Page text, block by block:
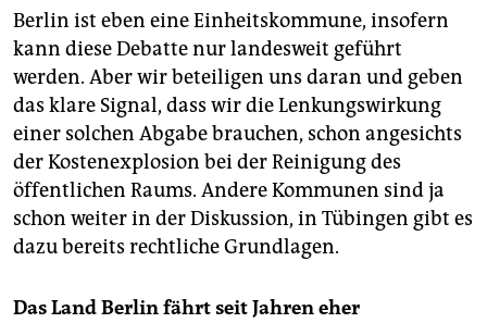
Berlin ist eben eine Einheitskommune, insofern
kann diese Debatte nur landesweit geführt
werden. Aber wir beteiligen uns daran und geben
das klare Signal, dass wir die Lenkungswirkung
einer solchen Abgabe brauchen, schon angesichts
der Kostenexplosion bei der Reinigung des
öffentlichen Raums. Andere Kommunen sind ja
schon weiter in der Diskussion, in Tübingen gibt es
dazu bereits rechtliche Grundlagen.
Das Land Berlin fährt seit Jahren eher